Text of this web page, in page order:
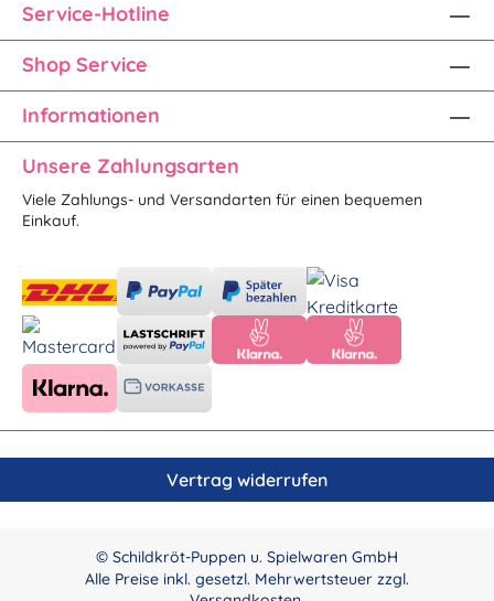
Service-Hotline
Shop Service
Informationen
Unsere Zahlungsarten
Viele Zahlungs- und Versandarten für einen bequemen
Einkauf.
Vertrag widerrufen
© Schildkröt-Puppen u. Spielwaren GmbH
Alle Preise inkl. gesetzl. Mehrwertsteuer zzgl.